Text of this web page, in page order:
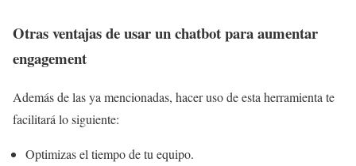
Otras ventajas de usar un chatbot para aumentar
engagement
Además de las ya mencionadas, hacer uso de esta herramienta te
facilitará lo siguiente:
Optimizas el tiempo de tu equipo.